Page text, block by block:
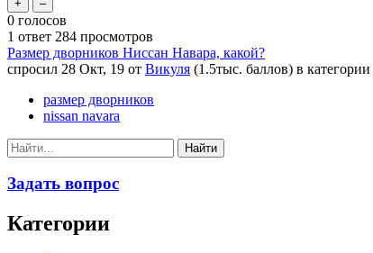
0 голосов
1 ответ 284 просмотров
Размер дворников Ниссан Навара, какой?
спросил 28 Окт, 19 от Викуля (1.5тыс. баллов) в категории
размер дворников
nissan navara
Задать вопрос
Категории